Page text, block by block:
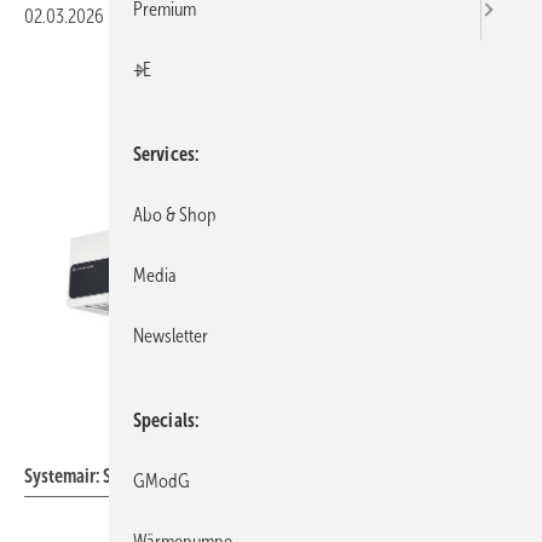
02.03.2026 Veröffentlicht in
Systemair: Sense CX.
Premium
+E
Services
Abo & Shop
Media
Newsletter
Specials
GModG